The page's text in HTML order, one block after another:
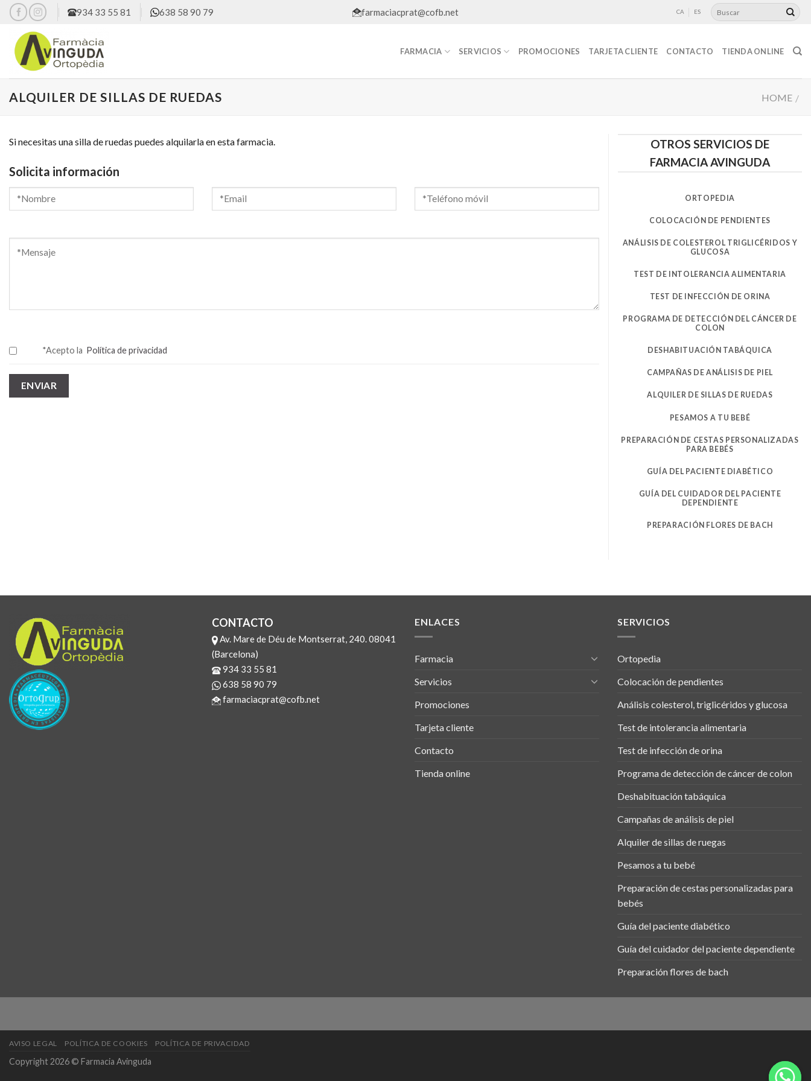
Skip
content
934 33 55 81 638 58 90 79 farmaciacprat@cofb.net CA ES
FARMACIA SERVICIOS PROMOCIONES TARJETA CLIENTE CONTACTO TIENDA ONLINE
ALQUILER DE SILLAS DE RUEDAS HOME /
Si necesitas una silla de ruedas puedes alquilarla en esta farmacia.
Solicita información
*Acepto la Política de privacidad
OTROS SERVICIOS DE
FARMACIA AVINGUDA
ORTOPEDIA
COLOCACIÓN DE PENDIENTES
ANÁLISIS DE COLESTEROL TRIGLICÉRIDOS Y
GLUCOSA
TEST DE INTOLERANCIA ALIMENTARIA
TEST DE INFECCIÓN DE ORINA
PROGRAMA DE DETECCIÓN DEL CÁNCER DE
COLON
DESHABITUACIÓN TABÁQUICA
CAMPAÑAS DE ANÁLISIS DE PIEL
ALQUILER DE SILLAS DE RUEDAS
PESAMOS A TU BEBÉ
PREPARACIÓN DE CESTAS PERSONALIZADAS
PARA BEBÉS
GUÍA DEL PACIENTE DIABÉTICO
GUÍA DEL CUIDADOR DEL PACIENTE
DEPENDIENTE
PREPARACIÓN FLORES DE BACH
CONTACTO
Av. Mare de Déu de Montserrat, 240. 08041
(Barcelona)
934 33 55 81
638 58 90 79
farmaciacprat@cofb.net
ENLACES
Farmacia
Servicios
Promociones
Tarjeta cliente
Contacto
Tienda online
SERVICIOS
Ortopedia
Colocación de pendientes
Análisis colesterol, triglicéridos y glucosa
Test de intolerancia alimentaria
Test de infección de orina
Programa de detección de cáncer de colon
Deshabituación tabáquica
Campañas de análisis de piel
Alquiler de sillas de ruegas
Pesamos a tu bebé
Preparación de cestas personalizadas para
bebés
Guía del paciente diabético
Guía del cuidador del paciente dependiente
Preparación flores de bach
AVISO LEGAL POLÍTICA DE COOKIES POLÍTICA DE PRIVACIDAD
Copyright 2026 © Farmacia Avinguda